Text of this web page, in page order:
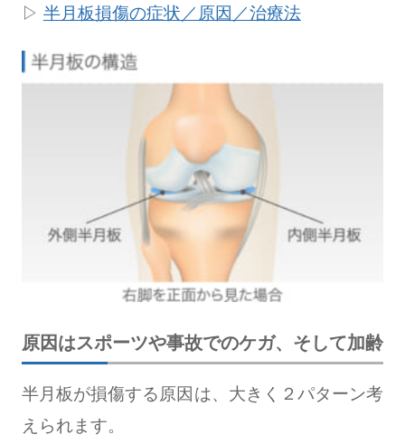
▷ 半月板損傷の症状／原因／治療法
原因はスポーツや事故でのケガ、そして加齢
半月板が損傷する原因は、大きく２パターン考
えられます。